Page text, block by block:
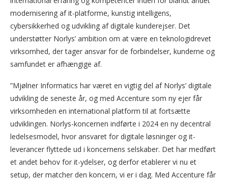
modernisering af it-platforme, kunstig intelligens,
cybersikkerhed og udvikling af digitale kunderejser. Det
understøtter Norlys’ ambition om at være en teknologidrevet
virksomhed, der tager ansvar for de forbindelser, kunderne og
samfundet er afhængige af.
”Mjølner Informatics har været en vigtig del af Norlys’ digitale
udvikling de seneste år, og med Accenture som ny ejer får
virksomheden en international platform til at fortsætte
udviklingen. Norlys-koncernen indførte i 2024 en ny decentral
ledelsesmodel, hvor ansvaret for digitale løsninger og it-
leverancer flyttede ud i koncernens selskaber. Det har medført
et andet behov for it-ydelser, og derfor etablerer vi nu et
setup, der matcher den koncern, vi er i dag. Med Accenture får